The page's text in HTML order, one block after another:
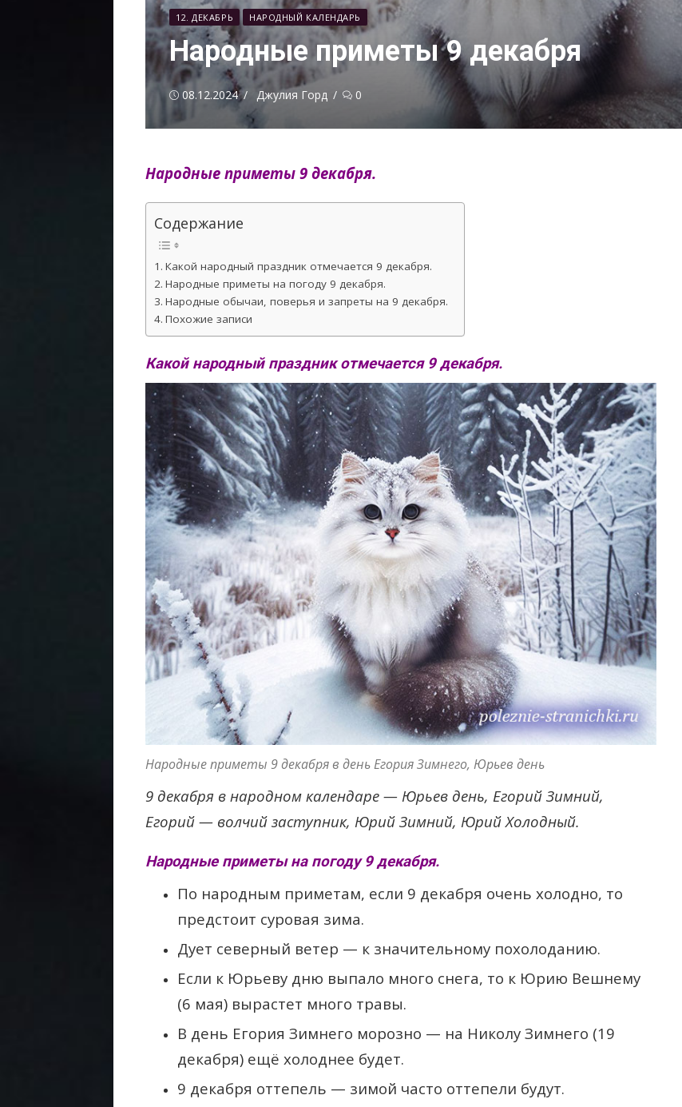
12. ДЕКАБРЬ НАРОДНЫЙ КАЛЕНДАРЬ
Народные приметы 9 декабря
Опубликовано
08.12.2024 Автор
Джулия Горд 0
Народные приметы 9 декабря.
Содержание
Какой народный праздник отмечается 9 декабря.
Народные приметы на погоду 9 декабря.
Народные обычаи, поверья и запреты на 9 декабря.
Похожие записи
Какой народный праздник отмечается 9 декабря.
Народные приметы 9 декабря в день Егория Зимнего, Юрьев день
9 декабря в народном календаре — Юрьев день, Егорий Зимний,
Егорий — волчий заступник, Юрий Зимний, Юрий Холодный.
Народные приметы на погоду 9 декабря.
По народным приметам, если 9 декабря очень холодно, то
предстоит суровая зима.
Дует северный ветер — к значительному похолоданию.
Если к Юрьеву дню выпало много снега, то к Юрию Вешнему
(6 мая) вырастет много травы.
В день Егория Зимнего морозно — на Николу Зимнего (19
декабря) ещё холоднее будет.
9 декабря оттепель — зимой часто оттепели будут.